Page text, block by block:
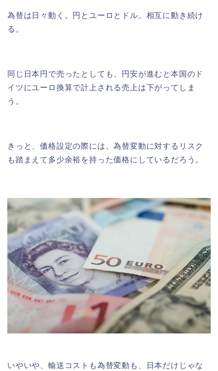
為替は日々動く。円とユーロとドル。相互に動き続け
る。
同じ日本円で売ったとしても、円安が進むと本国のド
イツにユーロ換算で計上される売上は下がってしま
う。
きっと、価格設定の際には、為替変動に対するリスク
も踏まえて多少余裕を持った価格にしているだろう。
いやいや、輸送コストも為替変動も、日本だけじゃな